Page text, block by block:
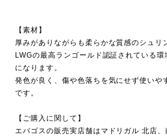
【素材】
厚みがありながらも柔らかな質感のシュリ
LWGの最高ランゴールド認証されている
になります。
発色が良く、傷や色落ちを気にせず使い
です。
【ご購入に関して】
エバゴスの販売実店舗は マドリガル 北店 、